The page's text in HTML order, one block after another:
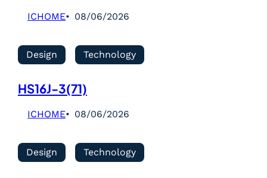
ICHOME 08/06/2026
Design Technology
HS16J-3(71)
ICHOME 08/06/2026
Design Technology